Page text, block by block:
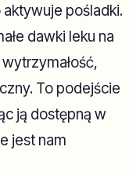
pośladki.
dawki leku na
To podejście
ją dostępną w
jest nam